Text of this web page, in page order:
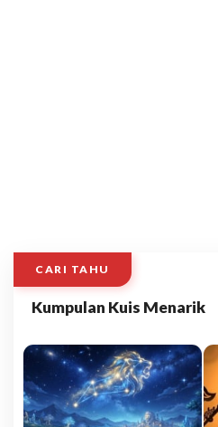
CARI TAHU
Kumpulan Kuis Menarik